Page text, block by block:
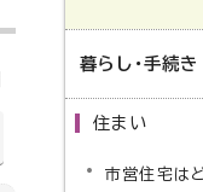
暮らし・手続き
住まい
市営住宅は